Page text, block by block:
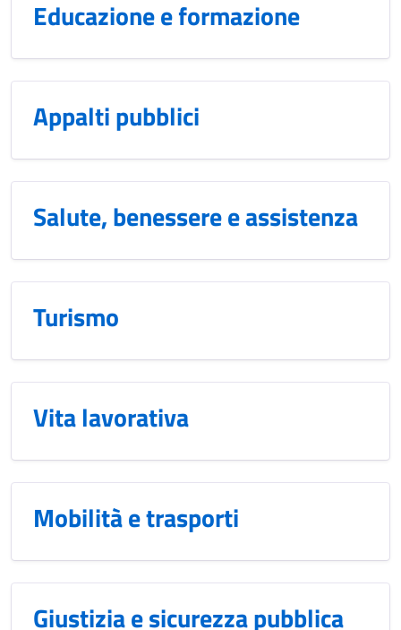
Educazione e formazione
Appalti pubblici
Salute, benessere e assistenza
Turismo
Vita lavorativa
Mobilità e trasporti
Giustizia e sicurezza pubblica